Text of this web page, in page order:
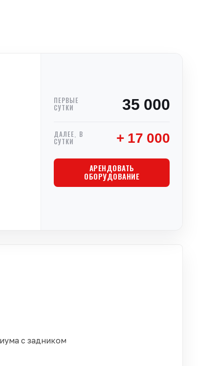
ПЕРВЫЕ
СУТКИ
35 000
ДАЛЕЕ, В
СУТКИ
+ 17 000
АРЕНДОВАТЬ
ОБОРУДОВАНИЕ